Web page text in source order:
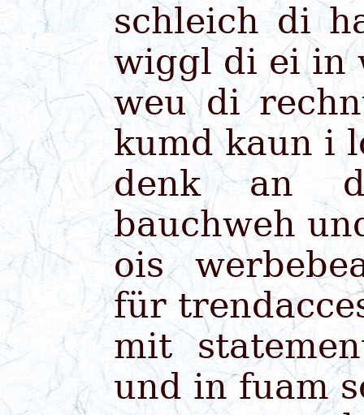
schleich di
wiggl di ei in
weu di
kumd kaun i
denk an
bauchweh
ois
für
mit
und in fuam